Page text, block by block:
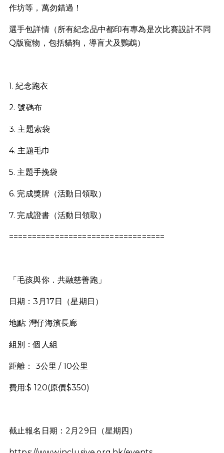
作坊等，萬勿錯過！
選手包詳情（所有紀念品中都印有專為是次比賽設計不同
Q版寵物，包括貓狗，導盲犬及鸚鵡）
1. 紀念跑衣
2. 號碼布
3. 主題索袋
4. 主題毛巾
5. 主題手挽袋
6. 完成獎牌（活動日領取）
7. 完成證書（活動日領取）
==================================
「毛孩與你．共融慈善跑」
日期：3月17日（星期日）
地點: 灣仔海濱長廊
組別：個人組
距離： 3公里 / 10公里
費用:$ 120(原價$350)
截止報名日期：2月29日（星期四）